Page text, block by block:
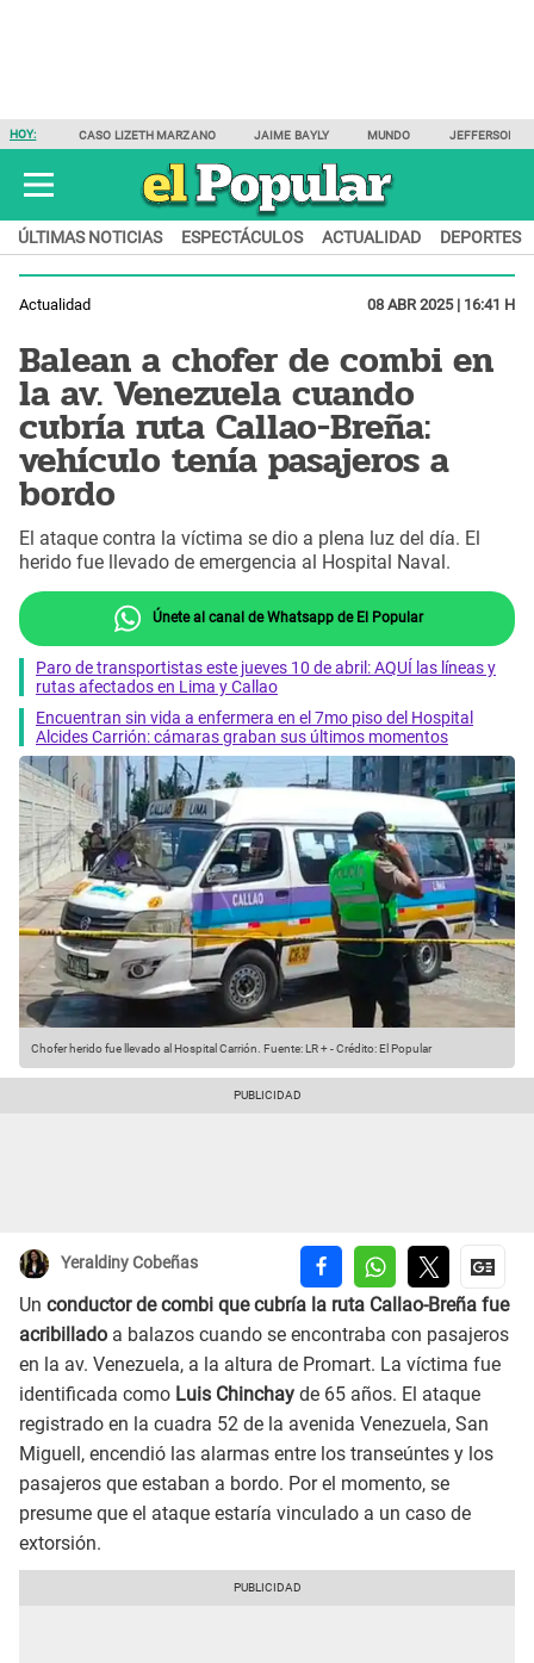
HOY: CASO LIZETH MARZANO JAIME BAYLY MUNDO JEFFERSON
ÚLTIMAS NOTICIAS ESPECTÁCULOS ACTUALIDAD DEPORTES
Actualidad 08 ABR 2025 | 16:41 H
Balean a chofer de combi en
la av. Venezuela cuando
cubría ruta Callao-Breña:
vehículo tenía pasajeros a
bordo
El ataque contra la víctima se dio a plena luz del día. El
herido fue llevado de emergencia al Hospital Naval.
Únete al canal de Whatsapp de El Popular
Paro de transportistas este jueves 10 de abril: AQUÍ las líneas y
rutas afectados en Lima y Callao
Encuentran sin vida a enfermera en el 7mo piso del Hospital
Alcides Carrión: cámaras graban sus últimos momentos
Chofer herido fue llevado al Hospital Carrión. Fuente: LR +-Crédito: El Popular
Yeraldiny Cobeñas
Un conductor de combi que cubría la ruta Callao-Breña fue
acribillado a balazos cuando se encontraba con pasajeros
en la av. Venezuela, a la altura de Promart. La víctima fue
identificada como Luis Chinchay de 65 años. El ataque
registrado en la cuadra 52 de la avenida Venezuela, San
Miguell, encendió las alarmas entre los transeúntes y los
pasajeros que estaban a bordo. Por el momento, se
presume que el ataque estaría vinculado a un caso de
extorsión.